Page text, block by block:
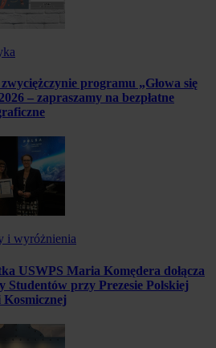
programu „Głowa się
– zapraszamy na bezpłatne
i wyróżnienia
USWPS Maria Komędera dołącza
Studentów przy Prezesie Polskiej
Kosmicznej